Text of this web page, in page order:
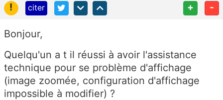
!
citer + -
Bonjour,
Quelqu'un a t il réussi à avoir l'assistance
technique pour se problème d'affichage
(image zoomée, configuration d'affichage
impossible à modifier) ?